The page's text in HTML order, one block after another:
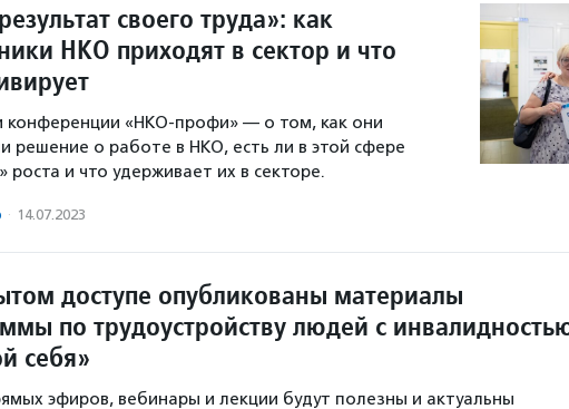
своего труда»: как
НКО приходят в сектор и что
конференции «НКО-профи» — о том, как они
решение о работе в НКО, есть ли в этой сфере
роста и что удерживает их в секторе.
· 14.07.2023
доступе опубликованы материалы
по трудоустройству людей с
себя»
эфиров, вебинары и лекции будут полезны и актуальны